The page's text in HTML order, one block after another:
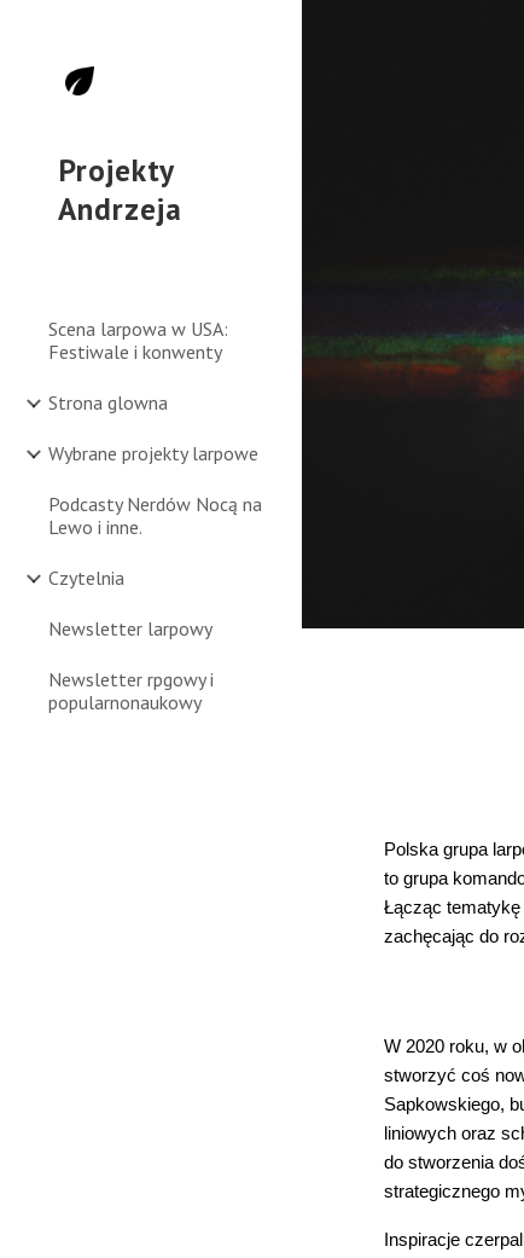
Projekty
Andrzeja
Scena larpowa w USA:
Festiwale i konwenty
Strona glowna
Wybrane projekty larpowe
Podcasty Nerdów Nocą na
Lewo i inne.
Czytelnia
Newsletter larpowy
Newsletter rpgowy i
popularnonaukowy
Polska grupa
to grupa
Łącząc
zachęcając do
W 2020 roku, w
stworzyć coś
Sapkowskiego,
liniowych oraz
do stworzenia
strategicznego
Inspiracje